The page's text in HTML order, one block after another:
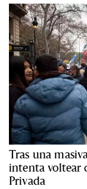
Tras una
intenta voltear
Privada